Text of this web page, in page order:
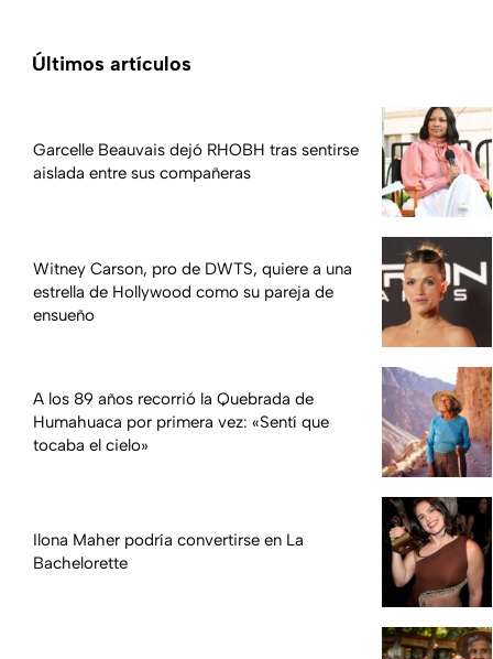
Últimos artículos
Garcelle Beauvais dejó RHOBH tras sentirse
aislada entre sus compañeras
Witney Carson, pro de DWTS, quiere a una
estrella de Hollywood como su pareja de
ensueño
A los 89 años recorrió la Quebrada de
Humahuaca por primera vez: «Sentí que
tocaba el cielo»
Ilona Maher podría convertirse en La
Bachelorette